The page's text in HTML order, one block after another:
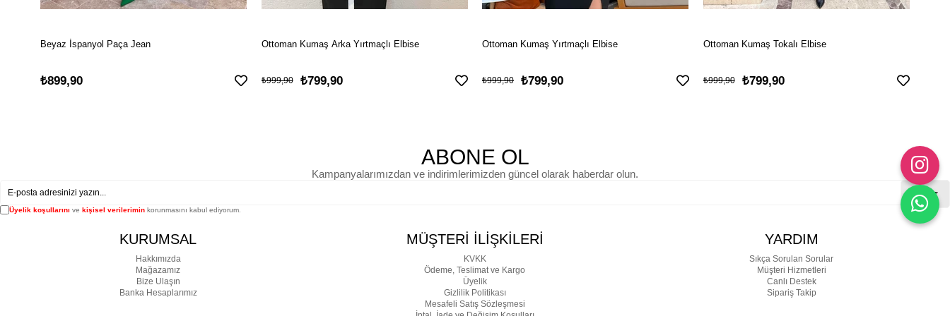
Beyaz İspanyol Paça Jean
₺899,90
Ottoman Kumaş Arka Yırtmaçlı Elbise
₺799,90
₺999,90
Ottoman Kumaş Yırtmaçlı Elbise
₺799,90
₺999,90
Ottoman Kumaş Tokalı Elbise
₺799,90
₺999,90
ABONE OL
Kampanyalarımızdan ve indirimlerimizden güncel olarak haberdar olun.
Gönder
Üyelik koşullarını ve kişisel verilerimin korunmasını kabul ediyorum.
KURUMSAL
Hakkımızda
Mağazamız
Bize Ulaşın
Banka Hesaplarımız
MÜŞTERİ İLİŞKİLERİ
KVKK
Ödeme, Teslimat ve Kargo
Üyelik
Gizlilik Politikası
Mesafeli Satış Sözleşmesi
YARDIM
Sıkça Sorulan Sorular
Müşteri Hizmetleri
Canlı Destek
Sipariş Takip